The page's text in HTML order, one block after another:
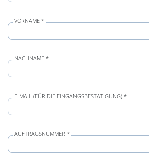
VORNAME *
NACHNAME *
E-MAIL (FÜR DIE EINGANGSBESTÄTIGUNG) *
AUFTRAGSNUMMER *